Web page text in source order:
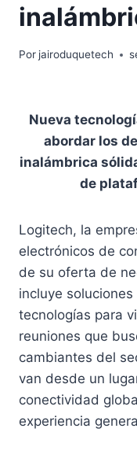
Por jairoduquetech
Nueva
abordar los
inalámbrica
de
Logitech, la
electrónicos de
de su oferta de
incluye
tecnologías para
reuniones que
cambiantes del
van desde un
conectividad
experiencia